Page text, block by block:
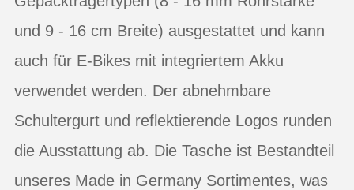
und 9 - 16 cm Breite) ausgestattet und kann
auch für E-Bikes mit integriertem Akku
verwendet werden. Der abnehmbare
Schultergurt und reflektierende Logos runden
die Ausstattung ab. Die Tasche ist Bestandteil
unseres Made in Germany Sortimentes, was